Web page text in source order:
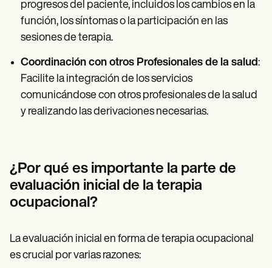
progresos del paciente, incluidos los cambios en la
función, los síntomas o la participación en las
sesiones de terapia.
Coordinación con otros Profesionales de la salud:
Facilite la integración de los servicios
comunicándose con otros profesionales de la salud
y realizando las derivaciones necesarias.
¿Por qué es importante la parte de
evaluación inicial de la terapia
ocupacional?
La evaluación inicial en forma de terapia ocupacional
es crucial por varias razones: